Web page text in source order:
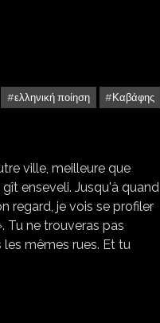
ελληνική ποίηση
Καβάφης
ville, meilleure que
enseveli. Jusqu'à quand
regard, je vois se profiler
Tu ne trouveras pas
mêmes rues. Et tu